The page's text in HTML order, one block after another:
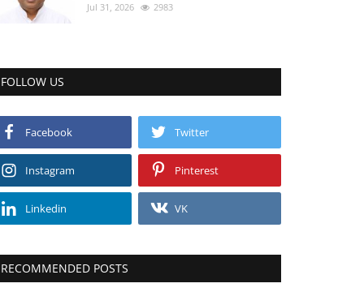
Jul 31, 2026 2983
FOLLOW US
Facebook Twitter
Instagram Pinterest
Linkedin VK
RECOMMENDED POSTS